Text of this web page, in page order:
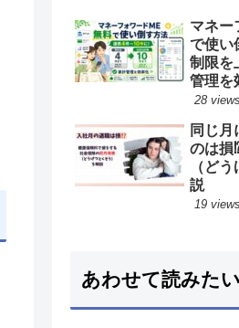
マネー
で使い
制限を
管理を
28 views
同じ月
のは損
（ど
説
19 views
あわせて読みたい